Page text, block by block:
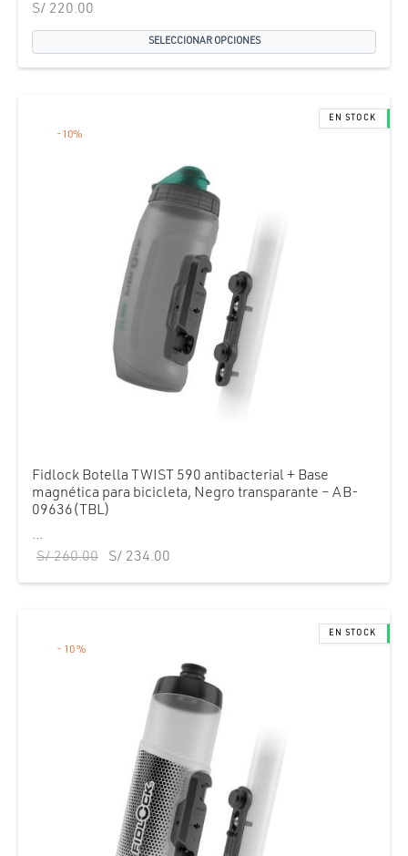
S/ 220.00
SELECCIONAR OPCIONES
-10%
Fidlock Botella TWIST 590 antibacterial + Base
magnética para bicicleta, Negro transparante – AB-
09636(TBL)
...
S/260.00
El precio
original
S/ 234.00
actual es:
- 10%